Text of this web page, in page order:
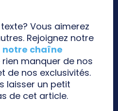
Vous aimerez
Rejoignez notre
notre chaîne
manquer de nos
de nos exclusivités.
laisser un petit
de cet article.